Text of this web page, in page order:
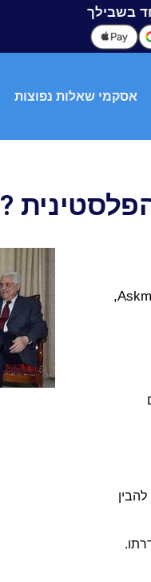
אסקמי שאלות נפוצות
?
אדם קינן – מומחה בתקשור, ייעוץ בטארוט. גלו היום את המומחים של Askme,